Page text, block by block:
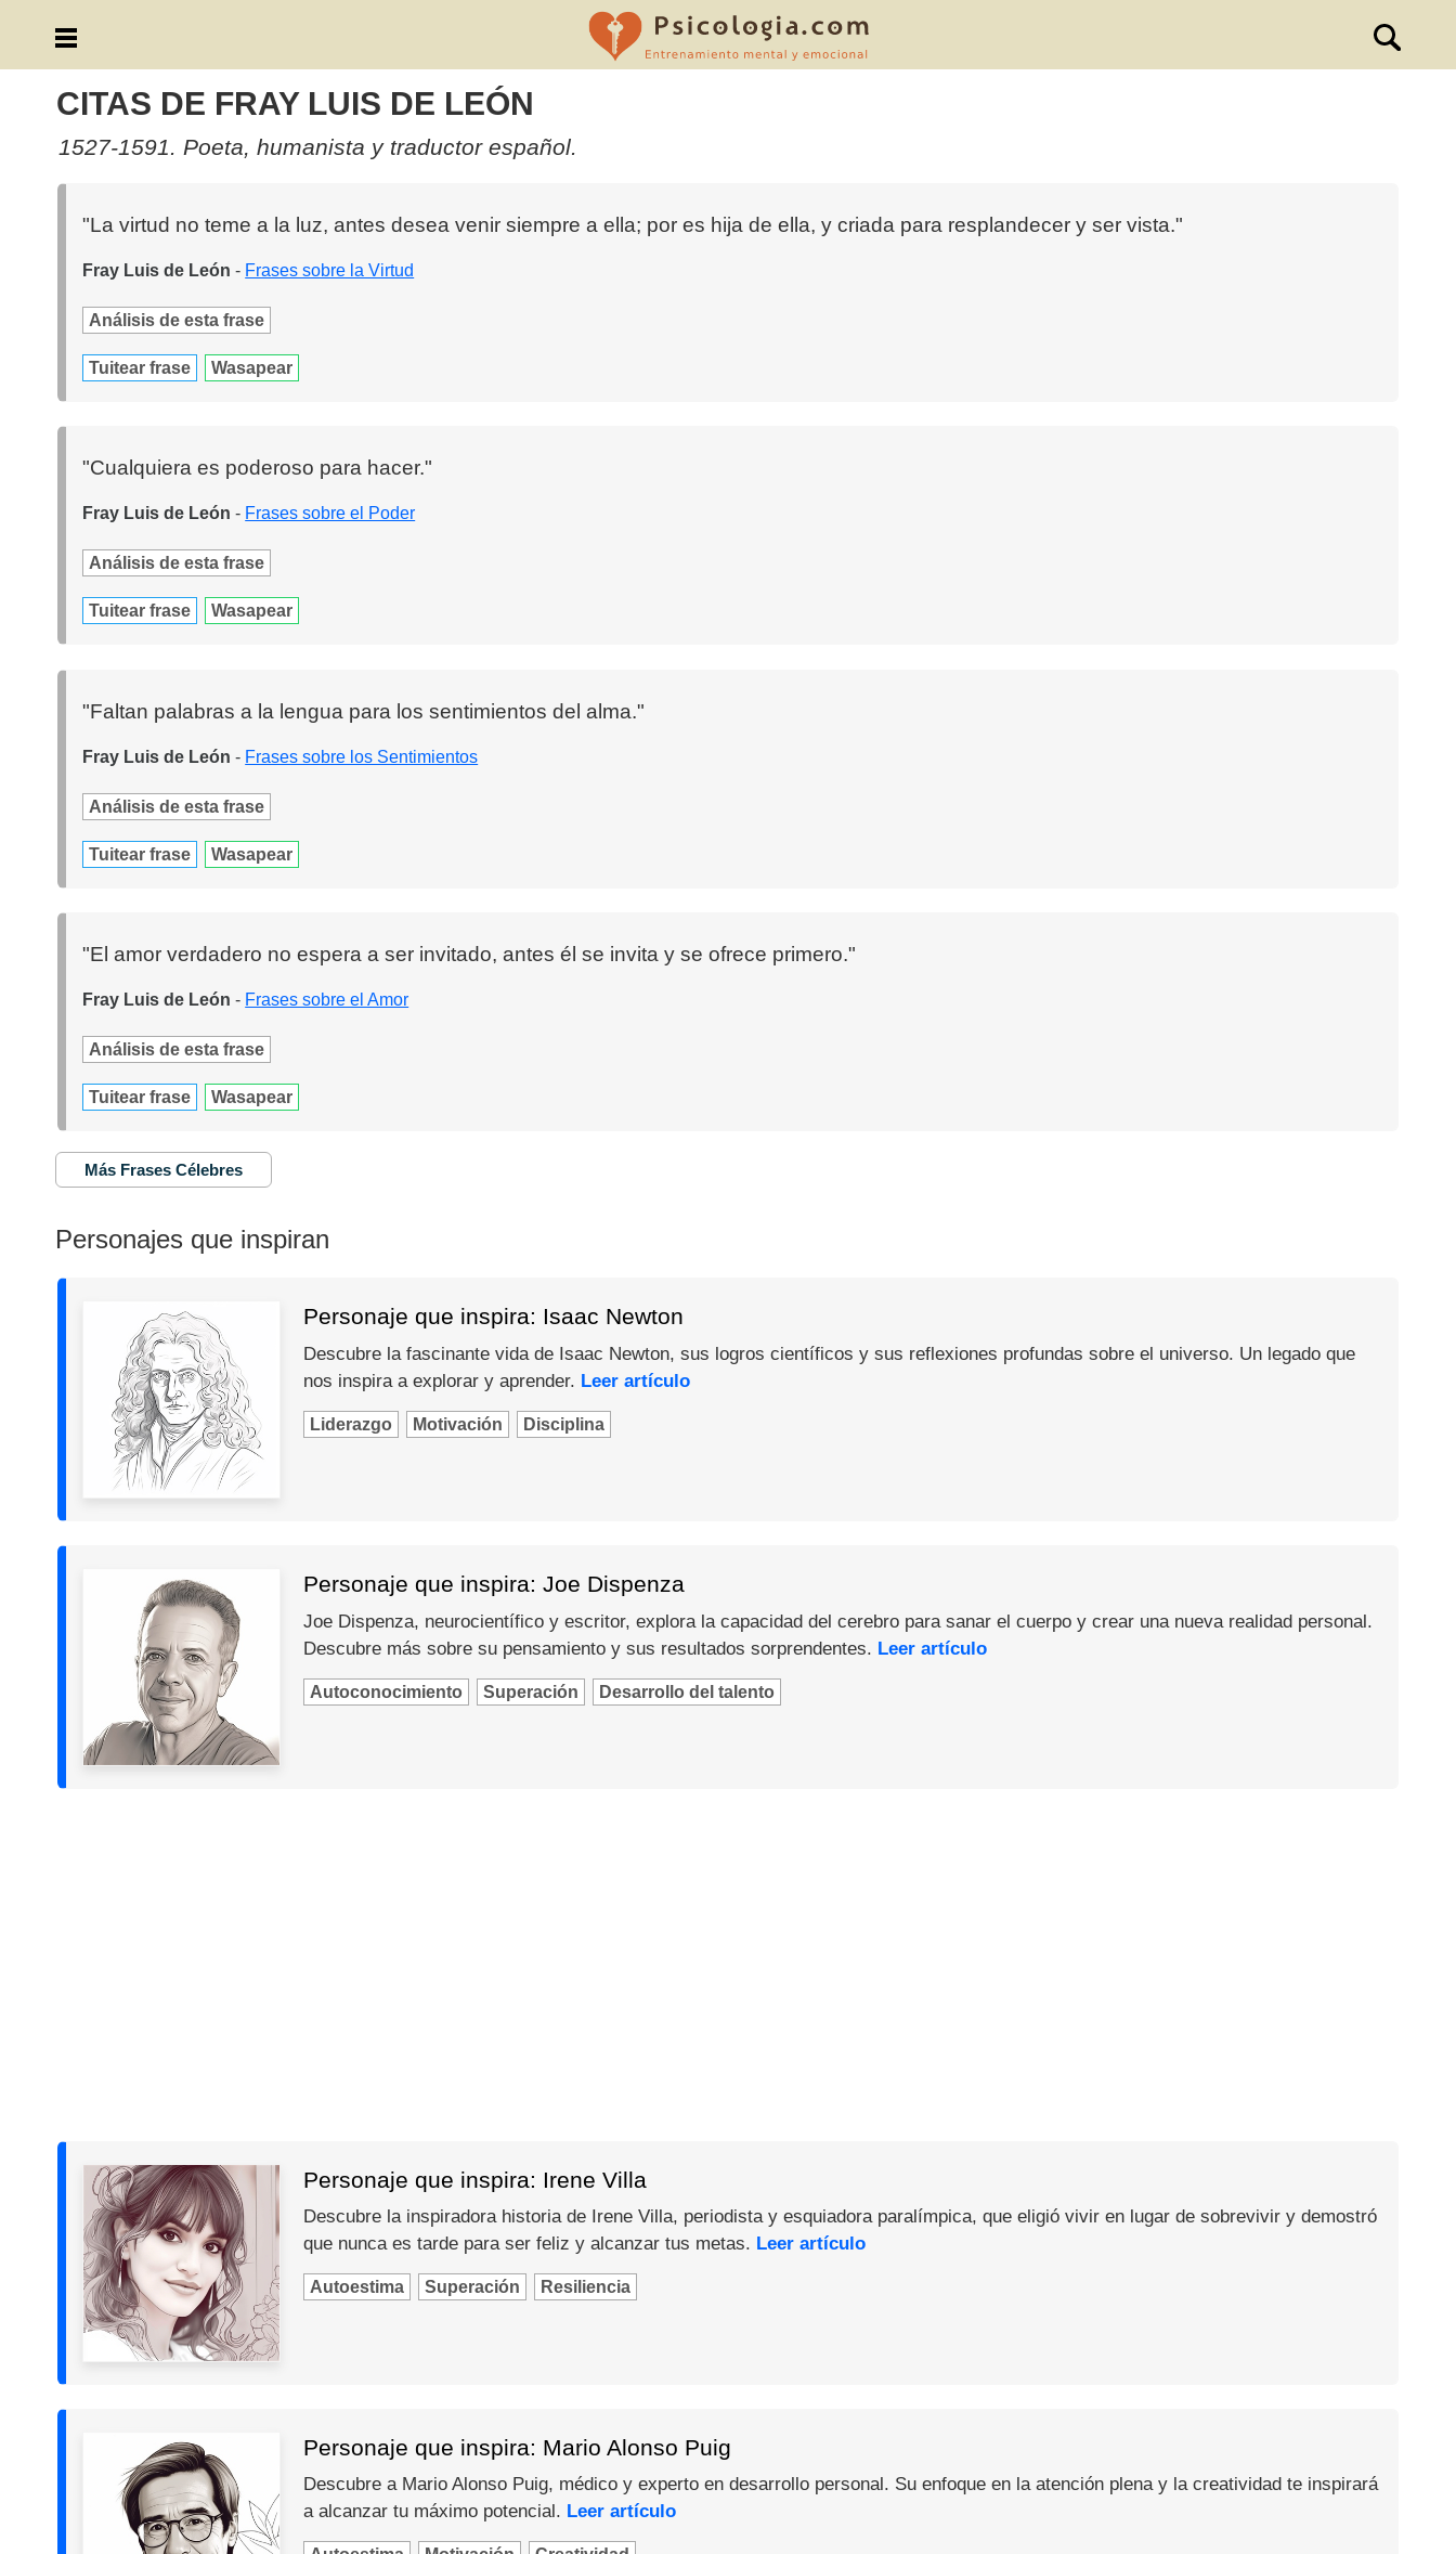
CITAS DE FRAY LUIS DE LEÓN
1527-1591. Poeta, humanista y traductor español.
"La virtud no teme a la luz, antes desea venir siempre a ella; por es hija de ella, y criada para resplandecer y ser vista."
Fray Luis de León - Frases sobre la Virtud
Análisis de esta frase
Tuitear frase Wasapear
"Cualquiera es poderoso para hacer."
Fray Luis de León - Frases sobre el Poder
Análisis de esta frase
Tuitear frase Wasapear
"Faltan palabras a la lengua para los sentimientos del alma."
Fray Luis de León - Frases sobre los Sentimientos
Análisis de esta frase
Tuitear frase Wasapear
"El amor verdadero no espera a ser invitado, antes él se invita y se ofrece primero."
Fray Luis de León - Frases sobre el Amor
Análisis de esta frase
Tuitear frase Wasapear
Más Frases Célebres
Personajes que inspiran
Personaje que inspira: Isaac Newton
Descubre la fascinante vida de Isaac Newton, sus logros científicos y sus reflexiones profundas sobre el universo. Un legado que
nos inspira a explorar y aprender. Leer artículo
Liderazgo Motivación Disciplina
Personaje que inspira: Joe Dispenza
Joe Dispenza, neurocientífico y escritor, explora la capacidad del cerebro para sanar el cuerpo y crear una nueva realidad personal.
Descubre más sobre su pensamiento y sus resultados sorprendentes. Leer artículo
Autoconocimiento Superación Desarrollo del talento
Personaje que inspira: Irene Villa
Descubre la inspiradora historia de Irene Villa, periodista y esquiadora paralímpica, que eligió vivir en lugar de sobrevivir y demostró
que nunca es tarde para ser feliz y alcanzar tus metas. Leer artículo
Autoestima Superación Resiliencia
Personaje que inspira: Mario Alonso Puig
Descubre a Mario Alonso Puig, médico y experto en desarrollo personal. Su enfoque en la atención plena y la creatividad te inspirará
a alcanzar tu máximo potencial. Leer artículo